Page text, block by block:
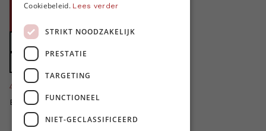
Doe een gift
Zet MO* in uw testament
4424
Bedankt voor jullie steun!
Cookiebeleid. Lees verder
STRIKT NOODZAKELIJK
PRESTATIE
TARGETING
FUNCTIONEEL
NIET-GECLASSIFICEERD